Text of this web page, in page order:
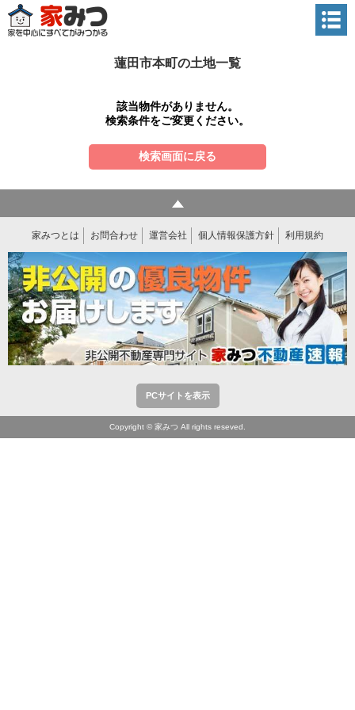
蓮田市本町の土地一覧
該当物件がありません。
検索条件をご変更ください。
検索画面に戻る
家みつとは お問合わせ 運営会社 個人情報保護方針 利用規約
PCサイトを表示
Copyright © 家みつ All rights reseved.